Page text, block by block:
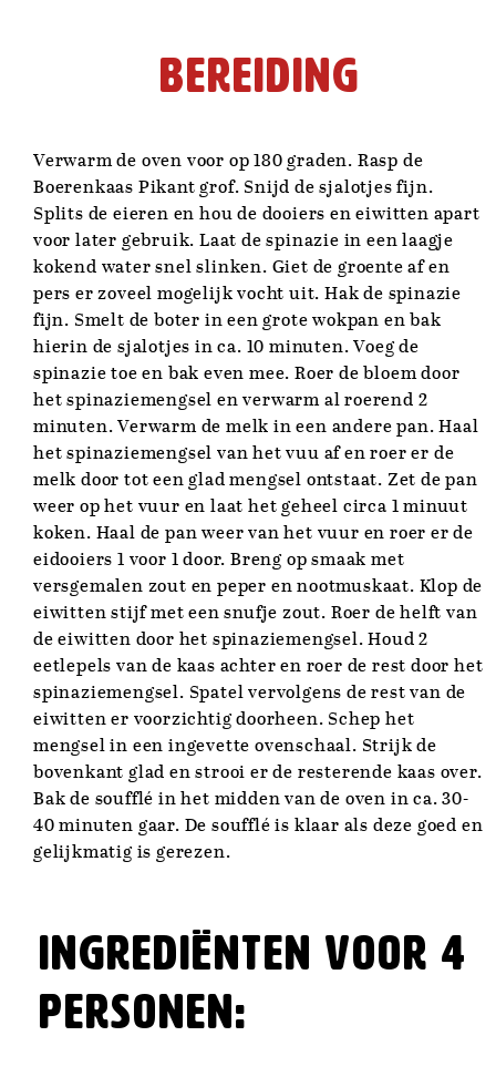
Bereiding
Verwarm de oven voor op 180 graden. Rasp de
Boerenkaas Pikant grof. Snijd de sjalotjes fijn.
Splits de eieren en hou de dooiers en eiwitten apart
voor later gebruik. Laat de spinazie in een laagje
kokend water snel slinken. Giet de groente af en
pers er zoveel mogelijk vocht uit. Hak de spinazie
fijn. Smelt de boter in een grote wokpan en bak
hierin de sjalotjes in ca. 10 minuten. Voeg de
spinazie toe en bak even mee. Roer de bloem door
het spinaziemengsel en verwarm al roerend 2
minuten. Verwarm de melk in een andere pan. Haal
het spinaziemengsel van het vuu af en roer er de
melk door tot een glad mengsel ontstaat. Zet de pan
weer op het vuur en laat het geheel circa 1 minuut
koken. Haal de pan weer van het vuur en roer er de
eidooiers 1 voor 1 door. Breng op smaak met
versgemalen zout en peper en nootmuskaat. Klop de
eiwitten stijf met een snufje zout. Roer de helft van
de eiwitten door het spinaziemengsel. Houd 2
eetlepels van de kaas achter en roer de rest door het
spinaziemengsel. Spatel vervolgens de rest van de
eiwitten er voorzichtig doorheen. Schep het
mengsel in een ingevette ovenschaal. Strijk de
bovenkant glad en strooi er de resterende kaas over.
Bak de soufflé in het midden van de oven in ca. 30-
40 minuten gaar. De soufflé is klaar als deze goed en
gelijkmatig is gerezen.
Ingrediënten voor 4
personen: